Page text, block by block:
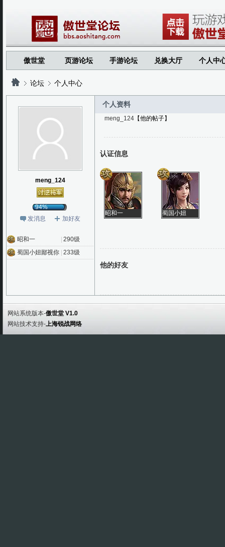
傲世堂 页游论坛 手游论坛 兑换大厅 个人中
论坛 个人中心
meng_124
94%
发消息
加好友
昭和一
290级
蜀国小妞鄙视你 233级
个人资料
meng_124 【他的帖子】
认证信息
昭和一
蜀国小妞
他的好友
网站系统版本-傲世堂 V1.0
网站技术支持-上海锐战网络